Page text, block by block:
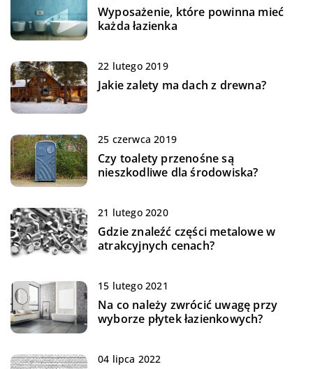
Wyposażenie, które powinna mieć
każda łazienka
22 lutego 2019
Jakie zalety ma dach z drewna?
25 czerwca 2019
Czy toalety przenośne są
nieszkodliwe dla środowiska?
21 lutego 2020
Gdzie znaleźć części metalowe w
atrakcyjnych cenach?
15 lutego 2021
Na co należy zwrócić uwagę przy
wyborze płytek łazienkowych?
04 lipca 2022